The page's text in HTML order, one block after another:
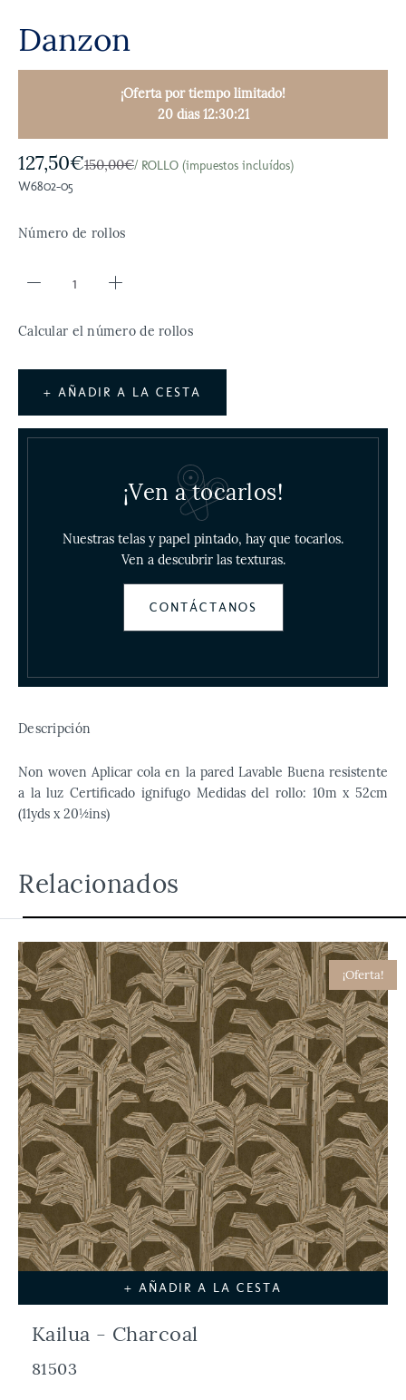
Danzon
¡Oferta por tiempo limitado!
20 días 12:30:19
127,50€150,00€/ ROLLO (impuestos incluídos)
W6802-05
Número de rollos
Calcular el número de rollos
+ AÑADIR A LA CESTA
¡Ven a tocarlos!
Nuestras telas y papel pintado, hay que tocarlos.
Ven a descubrir las texturas.
CONTÁCTANOS
Descripción
Non woven Aplicar cola en la pared Lavable Buena resistente
a la luz Certificado ignifugo Medidas del rollo: 10m x 52cm
(11yds x 20½ins)
Relacionados
¡Oferta!
+ AÑADIR A LA CESTA
Kailua - Charcoal
81503